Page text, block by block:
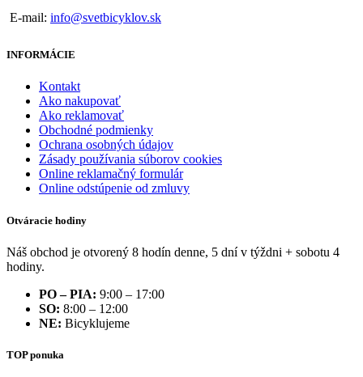
E-mail: info@svetbicyklov.sk
INFORMÁCIE
Kontakt
Ako nakupovať
Ako reklamovať
Obchodné podmienky
Ochrana osobných údajov
Zásady používania súborov cookies
Online reklamačný formulár
Online odstúpenie od zmluvy
Otváracie hodiny
Náš obchod je otvorený 8 hodín denne, 5 dní v týždni + sobotu 4
hodiny.
PO – PIA: 9:00 – 17:00
SO: 8:00 – 12:00
NE: Bicyklujeme
TOP ponuka